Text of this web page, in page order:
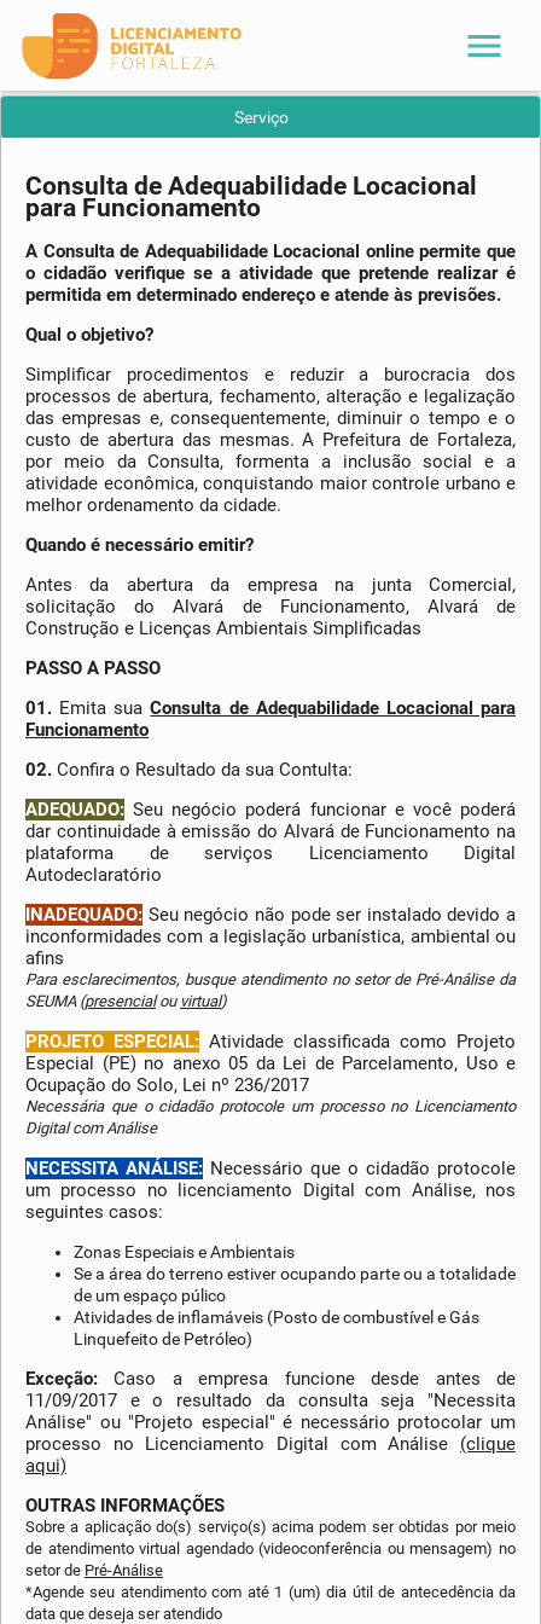
menu
Serviço
Consulta de Adequabilidade Locacional
para Funcionamento
A Consulta de Adequabilidade Locacional online permite que
o cidadão verifique se a atividade que pretende realizar é
permitida em determinado endereço e atende às previsões.
Qual o objetivo?
Simplificar procedimentos e reduzir a burocracia dos
processos de abertura, fechamento, alteração e legalização
das empresas e, consequentemente, diminuir o tempo e o
custo de abertura das mesmas. A Prefeitura de Fortaleza,
por meio da Consulta, formenta a inclusão social e a
atividade econômica, conquistando maior controle urbano e
melhor ordenamento da cidade.
Quando é necessário emitir?
Antes da abertura da empresa na junta Comercial,
solicitação do Alvará de Funcionamento, Alvará de
Construção e Licenças Ambientais Simplificadas
PASSO A PASSO
01. Emita suaConsulta de Adequabilidade Locacional para
Funcionamento
02. Confira o Resultado da sua Contulta:
ADEQUADO: Seu negócio poderá funcionar e você poderá
dar continuidade à emissão do Alvará de Funcionamento na
plataforma de serviços Licenciamento Digital
Autodeclaratório
INADEQUADO: Seu negócio não pode ser instalado devido a
inconformidades com a legislação urbanística, ambiental ou
afins
Para esclarecimentos, busque atendimento no setor de Pré-Análise da
SEUMA (presencialou virtual)
PROJETO ESPECIAL: Atividade classificada como Projeto
Especial (PE) no anexo 05 da Lei de Parcelamento, Uso e
Ocupação do Solo, Lei nº 236/2017
Necessária que o cidadão protocole um processo no Licenciamento
Digital com Análise
NECESSITA ANÁLISE: Necessário que o cidadão protocole
um processo no licenciamento Digital com Análise, nos
seguintes casos:
Zonas Especiais e Ambientais
Se a área do terreno estiver ocupando parte ou a totalidade
de um espaço púlico
Atividades de inflamáveis (Posto de combustível e Gás
Linquefeito de Petróleo)
Exceção: Caso a empresa funcione desde antes de
11/09/2017 e o resultado da consulta seja "Necessita
Análise" ou "Projeto especial" é necessário protocolar um
processo no Licenciamento Digital com Análise (clique
aqui)
OUTRAS INFORMAÇÕES
Sobre a aplicação do(s) serviço(s) acima podem ser obtidas por meio
de atendimento virtual agendado (videoconferência ou mensagem) no
setor de Pré-Análise
*Agende seu atendimento com até 1 (um) dia útil de antecedência da
data que deseja ser atendido